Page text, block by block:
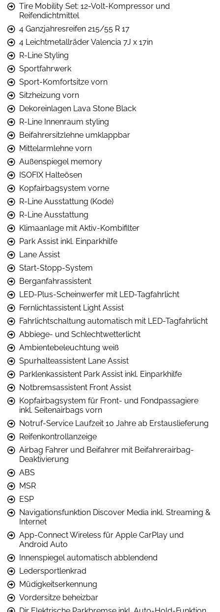
Tire Mobility Set: 12-Volt-Kompressor und
Reifendichtmittel
4 Ganzjahresreifen 215/55 R 17
4 Leichtmetallräder Valencia 7J x 17in
R-Line Styling
Sportfahrwerk
Sport-Komfortsitze vorn
Sitzheizung vorn
Dekoreinlagen Lava Stone Black
R-Line Innenraum styling
Beifahrersitzlehne umklappbar
Mittelarmlehne vorn
Außenspiegel memory
ISOFIX Halteösen
Kopfairbagsystem vorne
R-Line Ausstattung (Kode)
R-Line Ausstattung
Klimaanlage mit Aktiv-Kombifilter
Park Assist inkl. Einparkhilfe
Lane Assist
Start-Stopp-System
Berganfahrassistent
LED-Plus-Scheinwerfer mit LED-Tagfahrlicht
Fernlichtassistent Light Assist
Fahrlichtschaltung automatisch mit LED-Tagfahrlicht
Abbiege- und Schlechtwetterlicht
Ambientebeleuchtung weiß
Spurhalteassistent Lane Assist
Parklenkassistent Park Assist inkl. Einparkhilfe
Notbremsassistent Front Assist
Kopfairbagsystem für Front- und Fondpassagiere
inkl. Seitenairbags vorn
Notruf-Service Laufzeit 10 Jahre ab Erstauslieferung
Reifenkontrollanzeige
Airbag Fahrer und Beifahrer mit Beifahrerairbag-
Deaktivierung
ABS
MSR
ESP
Navigationsfunktion Discover Media inkl. Streaming &
Internet
App-Connect Wireless für Apple CarPlay und
Android Auto
Innenspiegel automatisch abblendend
Ledersportlenkrad
Müdigkeitserkennung
Vordersitze beheizbar